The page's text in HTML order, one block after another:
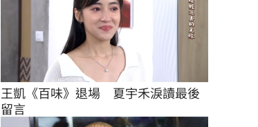
王凱《百味》退場　夏宇禾淚讀最後
留言